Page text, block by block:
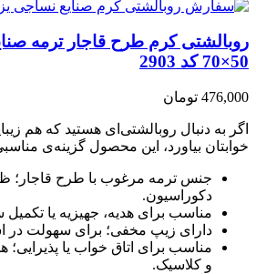
روبالشتی کرم طرح قاجار ترمه
50×70 کد 2903
476,000 تومان
اگر به دنبال روبالشتی‌ای هستید که هم
خوابتان بیاورد، این محصول گزینه‌ی
جنس ترمه مرغوب با طرح قاجار؛
دکوراسیون.
مناسب برای هدیه، جهیزیه یا
دارای زیپ مخفی؛ برای سهولت در
مناسب برای اتاق خواب یا
و کلاسیک.